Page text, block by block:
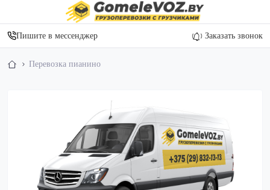
Пишите в мессенджер Заказать звонок
Перевозка пианино